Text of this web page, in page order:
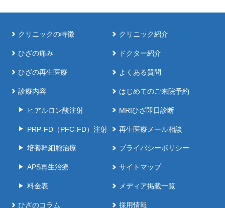
クリニックの特徴
ひざの痛み
ひざの再生医療
診療内容
ヒアルロン酸注射
PRP-FD（PFC-FD）注射
培養幹細胞治療
APS再生治療
料金表
ひざのコラム
クリニック紹介
ドクター紹介
よくある質問
はじめてのご来院予約
MRIひざ即日診断
再生医療メール相談
プライバシーポリシー
サイトマップ
メディア掲載一覧
採用情報